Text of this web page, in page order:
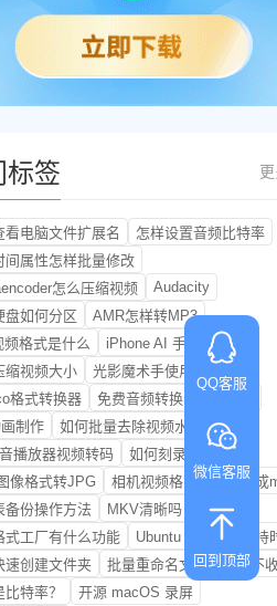
标签
看电脑文件扩展名
怎样设置音频比特率
间属性怎样批量修改
怎么压缩视频
Audacity
盘如何分区
AMR怎样转MP3
频格式是什么
iPhone AI 手机助理
缩视频大小
光影魔术手使用教程
格式转换器
免费音频转换mp3的软件
制作
如何批量去除视频水印
播放器视频转码
如何刻录音频文件
像格式转JPG
相机视频格式怎么转换成
备份操作方法
MKV清晰吗
式工厂有什么功能
Ubuntu Pro 服务支持
速创建文件夹
批量重命名文件名软件不
特率？
开源 macOS 录屏
QQ客服
微信客服
回到顶部